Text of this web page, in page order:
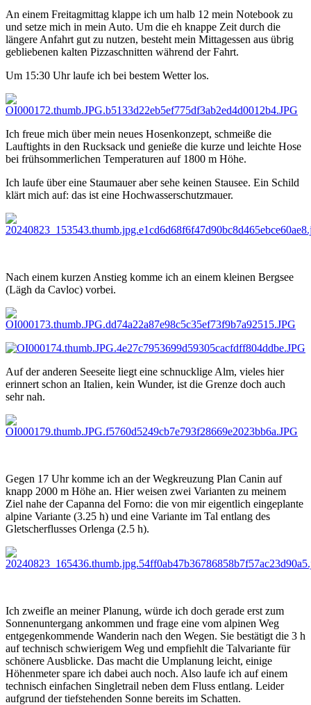
An einem Freitagmittag klappe ich um halb 12 mein Notebook zu
und setze mich in mein Auto. Um die eh knappe Zeit durch die
längere Anfahrt gut zu nutzen, besteht mein Mittagessen aus übrig
gebliebenen kalten Pizzaschnitten während der Fahrt.
Um 15:30 Uhr laufe ich bei bestem Wetter los.
Ich freue mich über mein neues Hosenkonzept, schmeiße die
Lauftights in den Rucksack und genieße die kurze und leichte Hose
bei frühsommerlichen Temperaturen auf 1800 m Höhe.
Ich laufe über eine Staumauer aber sehe keinen Stausee. Ein Schild
klärt mich auf: das ist eine Hochwasserschutzmauer.
Nach einem kurzen Anstieg komme ich an einem kleinen Bergsee
(Lägh da Cavloc) vorbei.
Auf der anderen Seeseite liegt eine schnucklige Alm, vieles hier
erinnert schon an Italien, kein Wunder, ist die Grenze doch auch
sehr nah.
Gegen 17 Uhr komme ich an der Wegkreuzung Plan Canin auf
knapp 2000 m Höhe an. Hier weisen zwei Varianten zu meinem
Ziel nahe der Capanna del Forno: die von mir eigentlich eingeplante
alpine Variante (3.25 h) und eine Variante im Tal entlang des
Gletscherflusses Orlenga (2.5 h).
Ich zweifle an meiner Planung, würde ich doch gerade erst zum
Sonnenuntergang ankommen und frage eine vom alpinen Weg
entgegenkommende Wanderin nach den Wegen. Sie bestätigt die 3 h
auf technisch schwierigem Weg und empfiehlt die Talvariante für
schönere Ausblicke. Das macht die Umplanung leicht, einige
Höhenmeter spare ich dabei auch noch. Also laufe ich auf einem
technisch einfachen Singletrail neben dem Fluss entlang. Leider
aufgrund der tiefstehenden Sonne bereits im Schatten.